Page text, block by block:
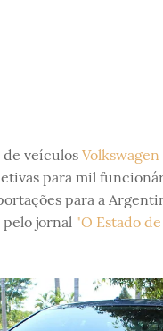
veículos
para mil
para a
jornal "O Estado